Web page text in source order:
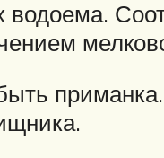
водоема.